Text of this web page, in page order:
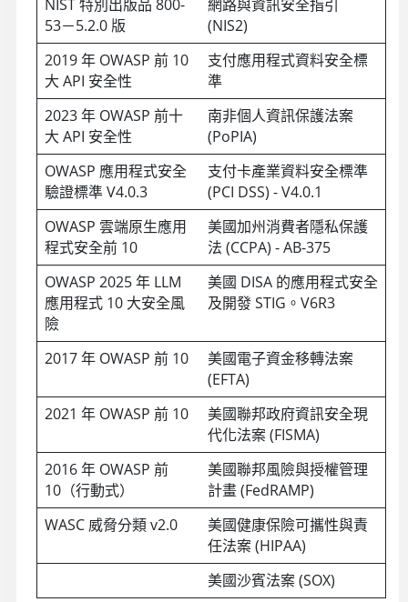
NIST 特別出版品 800-
53－5.2.0 版
網路與資訊安全指引
(NIS2)
2019 年 OWASP 前 10
大 API 安全性
支付應用程式資料安全標
準
2023 年 OWASP 前十
大 API 安全性
南非個人資訊保護法案
(PoPIA)
OWASP 應用程式安全
驗證標準 V4.0.3
支付卡產業資料安全標準
(PCI DSS) - V4.0.1
OWASP 雲端原生應用
程式安全前 10
美國加州消費者隱私保護
法 (CCPA) - AB-375
OWASP 2025 年 LLM
應用程式 10 大安全風
險
美國 DISA 的應用程式安全
及開發 STIG。V6R3
2017 年 OWASP 前 10
美國電子資金移轉法案
(EFTA)
2021 年 OWASP 前 10
美國聯邦政府資訊安全現
代化法案 (FISMA)
2016 年 OWASP 前
10（行動式）
美國聯邦風險與授權管理
計畫 (FedRAMP)
WASC 威脅分類 v2.0
美國健康保險可攜性與責
任法案 (HIPAA)
美國沙賓法案 (SOX)